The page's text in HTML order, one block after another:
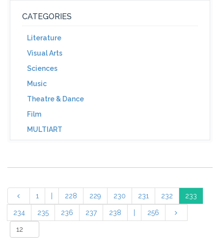
CATEGORIES
Literature
Visual Arts
Sciences
Music
Theatre & Dance
Film
MULTIART
1 228 229 230 231 232 233
234 235 236 237 238 256